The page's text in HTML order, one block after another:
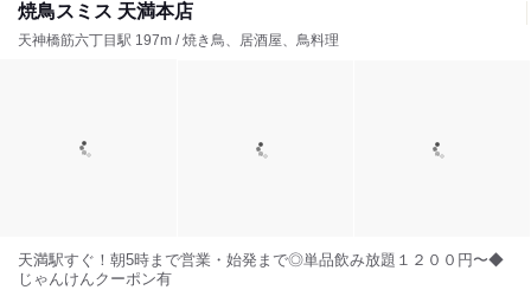
焼鳥スミス 天満本店
天神橋筋六丁目駅 197m / 焼き鳥、居酒屋、鳥料理
天満駅すぐ！朝5時まで営業・始発まで◎単品飲み放題１２００円〜◆
じゃんけんクーポン有